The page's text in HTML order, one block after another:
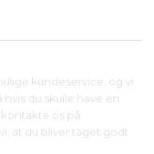
kundeservice, og vi
du skulle have en
os på
at du bliver taget godt